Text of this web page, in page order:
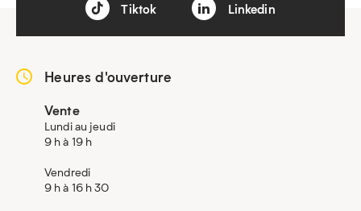
Tiktok Linkedin
Heures d'ouverture
Vente
Lundi au jeudi
9 h à 19 h
Vendredi
9 h à 16 h 30